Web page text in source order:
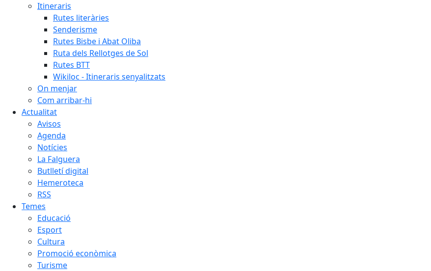
Itineraris
Rutes literàries
Senderisme
Rutes Bisbe i Abat Oliba
Ruta dels Rellotges de Sol
Rutes BTT
Wikiloc - Itineraris senyalitzats
On menjar
Com arribar-hi
Actualitat
Avisos
Agenda
Notícies
La Falguera
Butlletí digital
Hemeroteca
RSS
Temes
Educació
Esport
Cultura
Promoció econòmica
Turisme